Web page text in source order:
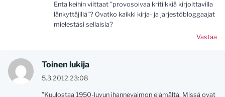
Entä keihin viittaat "provosoivaa kritiikkiä kirjoittavilla
länkyttäjillä"? Ovatko kaikki kirja- ja järjestöbloggaajat
mielestäsi sellaisia?
Vastaa
Toinen lukija
5.3.2012 23:08
”Kuulostaa 1950-luvun ihannevaimon elämältä. Missä ovat